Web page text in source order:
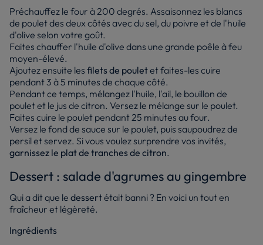
Préchauffez le four à 200 degrés. Assaisonnez les blancs
de poulet des deux côtés avec du sel, du poivre et de l'huile
d'olive selon votre goût.
Faites chauffer l'huile d'olive dans une grande poêle à feu
moyen-élevé.
Ajoutez ensuite les filets de pouletet faites-les cuire
pendant 3 à 5 minutes de chaque côté.
Pendant ce temps, mélangez l'huile, l'ail, le bouillon de
poulet et le jus de citron. Versez le mélange sur le poulet.
Faites cuire le poulet pendant 25 minutes au four.
Versez le fond de sauce sur le poulet, puis saupoudrez de
persil et servez. Si vous voulez surprendre vos invités,
garnissez le plat de tranches de citron.
Dessert : salade d'agrumes au gingembre
Qui a dit que le dessertétait banni ? En voici un tout en
fraîcheur et légèreté.
Ingrédients